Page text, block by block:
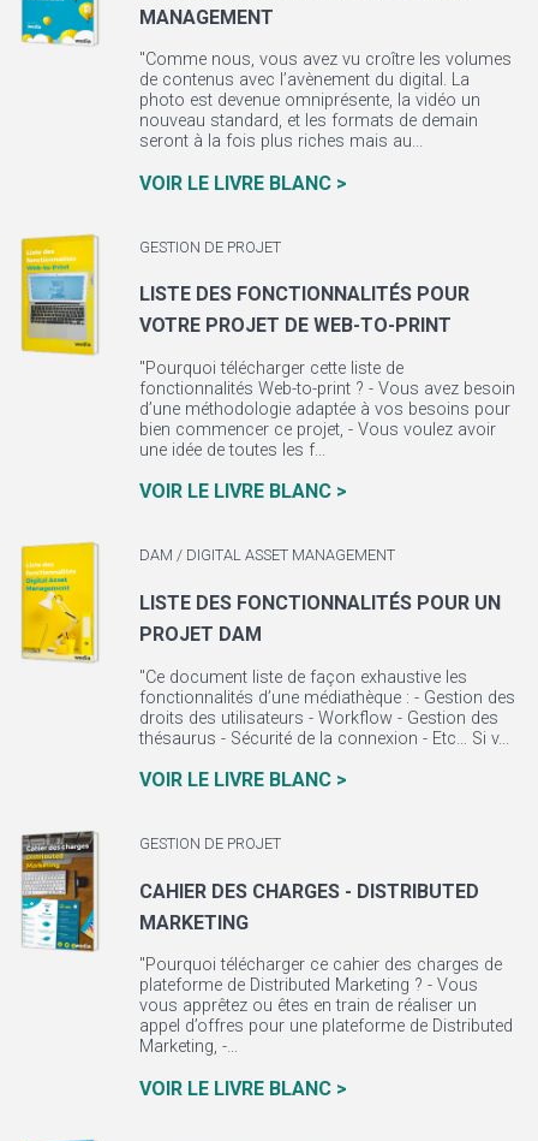
MANAGEMENT
"Comme nous, vous avez vu croître les volumes
de contenus avec l’avènement du digital. La
photo est devenue omniprésente, la vidéo un
nouveau standard, et les formats de demain
seront à la fois plus riches mais au...
VOIR LE LIVRE BLANC >
GESTION DE PROJET
LISTE DES FONCTIONNALITÉS POUR
VOTRE PROJET DE WEB-TO-PRINT
"Pourquoi télécharger cette liste de
fonctionnalités Web-to-print ? - Vous avez besoin
d’une méthodologie adaptée à vos besoins pour
bien commencer ce projet, - Vous voulez avoir
une idée de toutes les f...
VOIR LE LIVRE BLANC >
DAM / DIGITAL ASSET MANAGEMENT
LISTE DES FONCTIONNALITÉS POUR UN
PROJET DAM
"Ce document liste de façon exhaustive les
fonctionnalités d’une médiathèque : - Gestion des
droits des utilisateurs - Workflow - Gestion des
thésaurus - Sécurité de la connexion - Etc… Si v...
VOIR LE LIVRE BLANC >
GESTION DE PROJET
CAHIER DES CHARGES - DISTRIBUTED
MARKETING
"Pourquoi télécharger ce cahier des charges de
plateforme de Distributed Marketing ? - Vous
vous apprêtez ou êtes en train de réaliser un
appel d’offres pour une plateforme de Distributed
Marketing, -...
VOIR LE LIVRE BLANC >